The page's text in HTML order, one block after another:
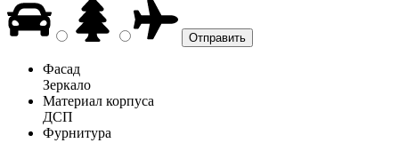
Фасад
Зеркало
Материал корпуса
ДСП
Фурнитура